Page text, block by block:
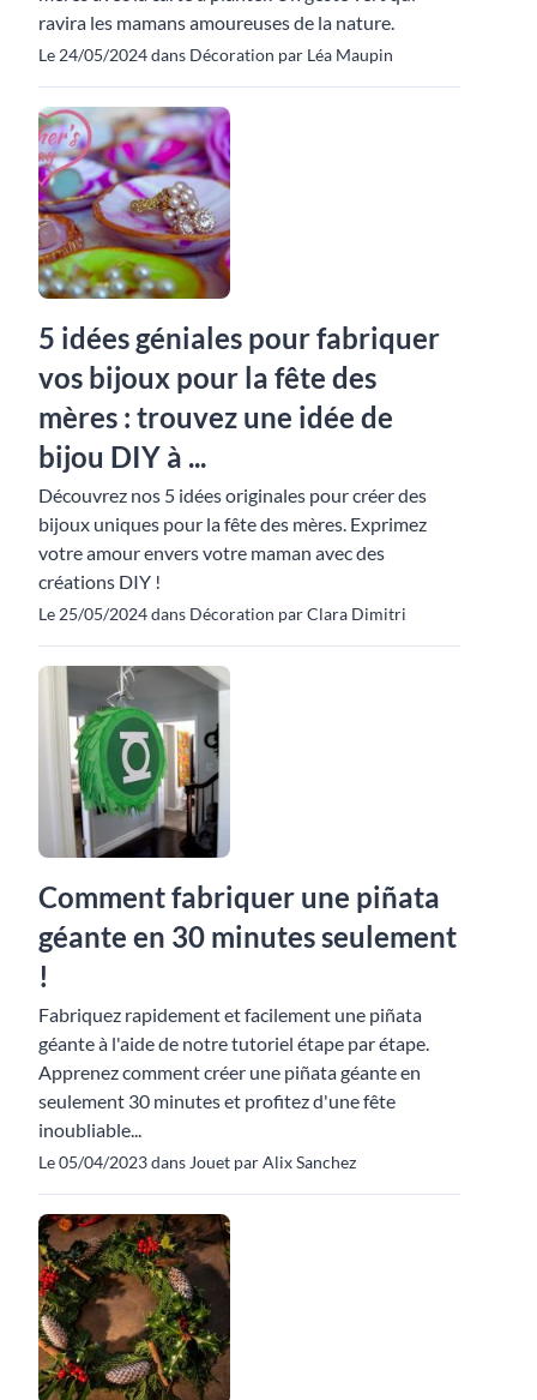
ravira les mamans amoureuses de la nature.
Le 24/05/2024 dans Décoration par Léa Maupin
5 idées géniales pour fabriquer
vos bijoux pour la fête des
mères : trouvez une idée de
bijou DIY à ...
Découvrez nos 5 idées originales pour créer des
bijoux uniques pour la fête des mères. Exprimez
votre amour envers votre maman avec des
créations DIY !
Le 25/05/2024 dans Décoration par Clara Dimitri
Comment fabriquer une piñata
géante en 30 minutes seulement
!
Fabriquez rapidement et facilement une piñata
géante à l'aide de notre tutoriel étape par étape.
Apprenez comment créer une piñata géante en
seulement 30 minutes et profitez d'une fête
inoubliable...
Le 05/04/2023 dans Jouet par Alix Sanchez